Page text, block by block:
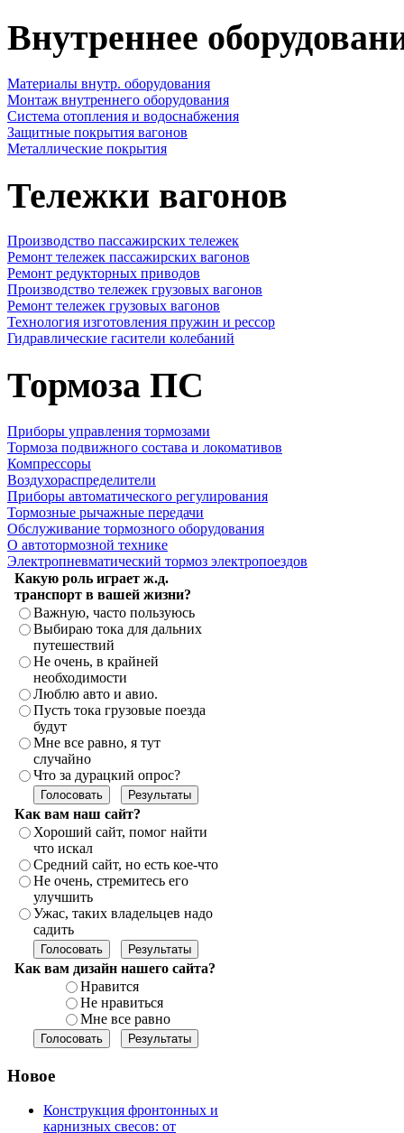
Внутреннее
Материалы внутр. оборудования
Монтаж внутреннего оборудования
Cистема отопления и водоснабжения
Защитные покрытия вагонов
Металлические покрытия
Тележки вагонов
Производство пассажирских тележек
Ремонт тележек пассажирских вагонов
Ремонт редукторных приводов
Производство тележек грузовых вагонов
Ремонт тележек грузовых вагонов
Технология изготовления пружин и рессор
Гидравлические гасители колебаний
Тормоза ПС
Приборы управления тормозами
Тормоза подвижного состава и локомативов
Компрессоры
Воздухораспределители
Приборы автоматического регулирования
Тормозные рычажные передачи
Обслуживание тормозного оборудования
О автотормозной технике
Электропневматический тормоз электропоездов
Какую роль играет ж.д.
транспорт в вашей жизни?
Важную, часто пользуюсь
Выбираю тока для дальних
путешествий
Не очень, в крайней
необходимости
Люблю авто и авио.
Пусть тока грузовые поезда
будут
Мне все равно, я тут
случайно
Что за дурацкий опрос?
Как вам наш сайт?
Хороший сайт, помог найти
что искал
Средний сайт, но есть кое-что
Не очень, стремитесь его
улучшить
Ужас, таких владельцев надо
садить
Как вам дизайн нашего сайта?
Нравится
Не нравиться
Мне все равно
Новое
Конструкция фронтонных и
карнизных свесов: от